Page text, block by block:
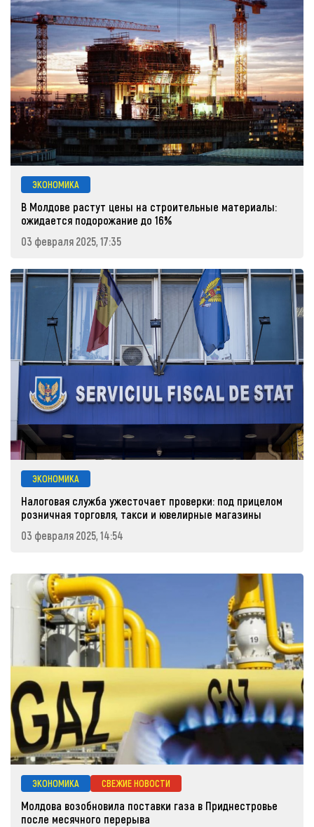
ЭКОНОМИКА
В Молдове растут цены на строительные материалы:
ожидается подорожание до 16%
03 февраля 2025, 17:35
ЭКОНОМИКА
Налоговая служба ужесточает проверки: под прицелом
розничная торговля, такси и ювелирные магазины
03 февраля 2025, 14:54
ЭКОНОМИКА СВЕЖИЕ НОВОСТИ
Молдова возобновила поставки газа в Приднестровье
после месячного перерыва